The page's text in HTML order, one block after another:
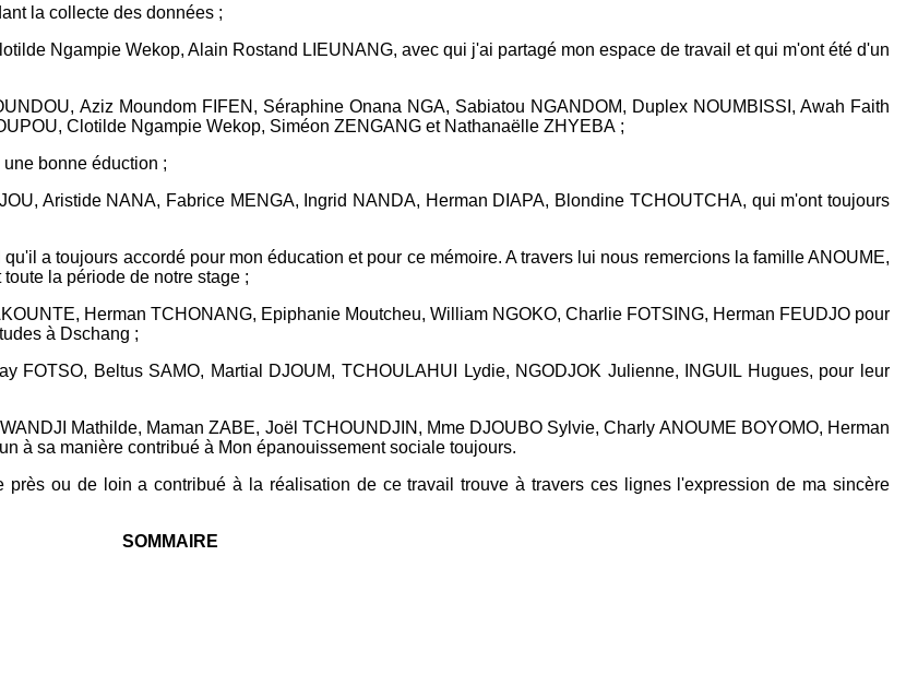
la collecte des données ;
Ngampie Wekop, Alain Rostand LIEUNANG, avec qui j'ai partagé mon espace de travail et qui m'ont été d'un
Aziz Moundom FIFEN, Séraphine Onana NGA, Sabiatou NGANDOM, Duplex NOUMBISSI, Awah Faith
Clotilde Ngampie Wekop, Siméon ZENGANG et Nathanaëlle ZHYEBA ;
bonne éduction ;
Aristide NANA, Fabrice MENGA, Ingrid NANDA, Herman DIAPA, Blondine TCHOUTCHA, qui m'ont toujours
a toujours accordé pour mon éducation et pour ce mémoire. A travers lui nous remercions la famille ANOUME,
la période de notre stage ;
Herman TCHONANG, Epiphanie Moutcheu, William NGOKO, Charlie FOTSING, Herman FEUDJO pour
à Dschang ;
FOTSO, Beltus SAMO, Martial DJOUM, TCHOULAHUI Lydie, NGODJOK Julienne, INGUIL Hugues, pour leur
Mathilde, Maman ZABE, Joël TCHOUNDJIN, Mme DJOUBO Sylvie, Charly ANOUME BOYOMO, Herman
à sa manière contribué à Mon épanouissement sociale toujours.
ou de loin a contribué à la réalisation de ce travail trouve à travers ces lignes l'expression de ma sincère
SOMMAIRE